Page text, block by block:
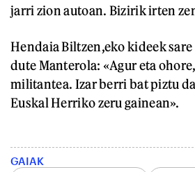
jarri zion autoan. Bizirik irten
Hendaia Biltzen,eko kideek
dute Manterola: «Agur eta
militantea. Izar berri bat piztu
Euskal Herriko zeru gainean».
GAIAK